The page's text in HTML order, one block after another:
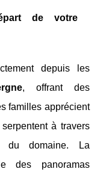
de votre
depuis les
, offrant des
familles apprécient
à travers
du domaine. La
des panoramas